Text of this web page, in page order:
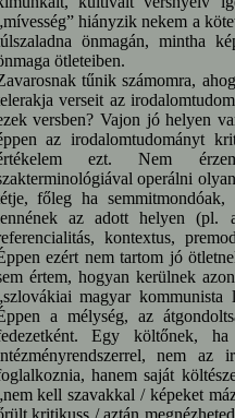
hiányzik nekem a
önmagán, mintha
ötleteiben.
tűnik számomra,
verseit az
versben? Vajon jó helyen
az irodalomtudományt
ezt. Nem
operálni
főleg ha semmitmondóak,
az adott helyen (pl.
kontextus,
ezért nem tartom jó
értem, hogyan kerülnek
magyar
a mélység, az
Egy költőnek,
nem az
hanem saját
kell szavakkal / képeket
kritikuss / aztán